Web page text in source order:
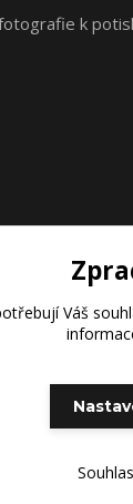
k
Váš